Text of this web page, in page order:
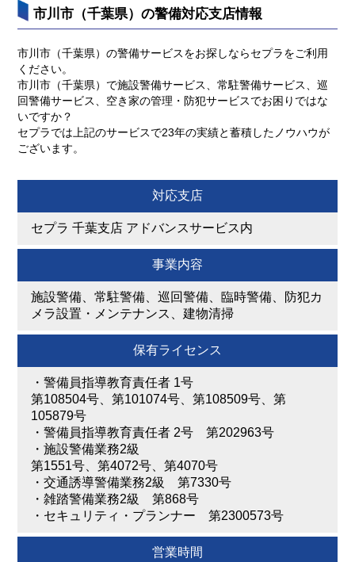
市川市（千葉県）の警備対応支店情報
市川市（千葉県）の警備サービスをお探しならセプラをご利用
ください。
市川市（千葉県）で施設警備サービス、常駐警備サービス、巡
回警備サービス、空き家の管理・防犯サービスでお困りではな
いですか？
セプラでは上記のサービスで23年の実績と蓄積したノウハウが
ございます。
対応支店
セプラ 千葉支店 アドバンスサービス内
事業内容
施設警備、常駐警備、巡回警備、臨時警備、防犯カ
メラ設置・メンテナンス、建物清掃
保有ライセンス
・ 警備員指導教育責任者 1号
第108504号、第101074号、第108509号、第
105879号
・ 警備員指導教育責任者 2号 第202963号
・ 施設警備業務2級
第1551号、第4072号、第4070号
・ 交通誘導警備業務2級 第7330号
・ 雑踏警備業務2級 第868号
・ セキュリティ・プランナー 第2300573号
営業時間